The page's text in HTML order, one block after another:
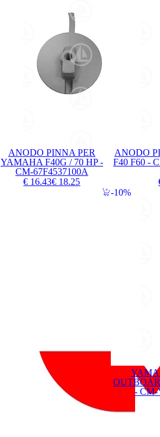
ANODO PINNA PER
YAMAHA F40G / 70 HP -
CM-67F4537100A
€ 16.43€ 18.25
ANODO
F40 F60 -
- CM-
10%